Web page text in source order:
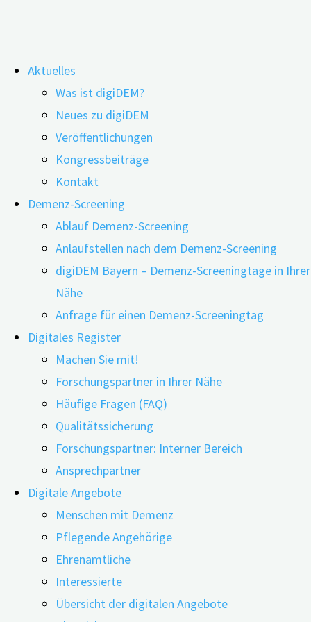
Inhalt
springen
Aktuelles
Was ist digiDEM?
Neues zu digiDEM
Veröffentlichungen
Kongressbeiträge
Kontakt
Demenz-Screening
Ablauf Demenz-Screening
Anlaufstellen nach dem Demenz-Screening
digiDEM Bayern – Demenz-Screeningtage in Ihrer
Nähe
Anfrage für einen Demenz-Screeningtag
Digitales Register
Machen Sie mit!
Forschungspartner in Ihrer Nähe
Häufige Fragen (FAQ)
Qualitätssicherung
Forschungspartner: Interner Bereich
Ansprechpartner
Digitale Angebote
Menschen mit Demenz
Pflegende Angehörige
Ehrenamtliche
Interessierte
Übersicht der digitalen Angebote
Digitalisierung, KI und kognitive
Gesundheit im Alter
02.07.202602.07.2026
Digitale Technologien prägen den Alltag älterer
Menschen heute auf vielen Ebenen – vom Smartphone
und sozialen Medien über digitale Hörhilfen bis hin zu KI-
gestützten Anwendungen, die in immer mehr
Lebensbereiche vordringen. Damit rückt eine zentrale
Frage in den Vordergrund: Was bedeutet diese
Entwicklung für die kognitive Gesundheit im Alter?
Im Webinar nähert sich Dr. Stefan T. Kamin dieser Frage